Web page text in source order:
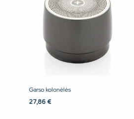
Garso kolonėlės
27,86 €